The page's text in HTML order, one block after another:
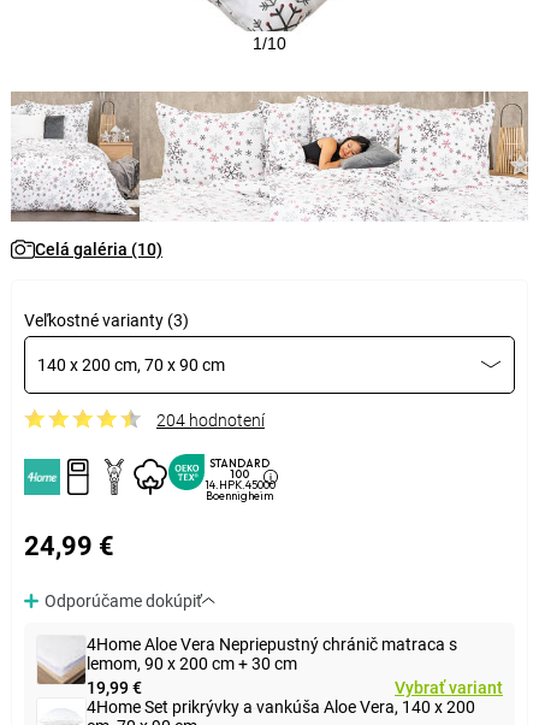
1/10
Celá galéria (10)
Veľkostné varianty (3)
140 x 200 cm, 70 x 90 cm
204 hodnotení
STANDARD
100
14.HPK.45000
Boennigheim
24,99 €
Odporúčame dokúpiť
4Home Aloe Vera Nepriepustný chránič matraca s
lemom, 90 x 200 cm + 30 cm
19,99 €
Vybrať variant
4Home Set prikrývky a vankúša Aloe Vera, 140 x 200